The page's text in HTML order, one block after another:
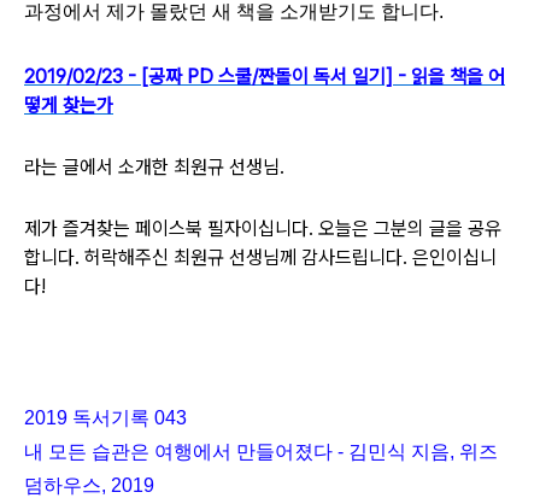
과정에서 제가 몰랐던 새 책을 소개받기도 합니다.
2019/02/23 - [공짜 PD 스쿨/짠돌이 독서 일기] - 읽을 책을 어
떻게 찾는가
라는 글에서 소개한 최원규 선생님.
제가 즐겨찾는 페이스북 필자이십니다. 오늘은 그분의 글을 공유
합니다. 허락해주신 최원규 선생님께 감사드립니다. 은인이십니
다!
2019 독서기록 043
내 모든 습관은 여행에서 만들어졌다 - 김민식 지음, 위즈
덤하우스, 2019